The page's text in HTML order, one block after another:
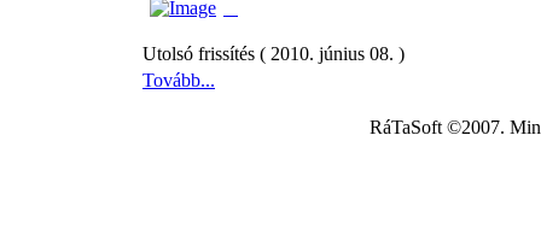
Utolsó frissítés ( 2010. június 08. )
Tovább...
RáTaSoft ©2007.